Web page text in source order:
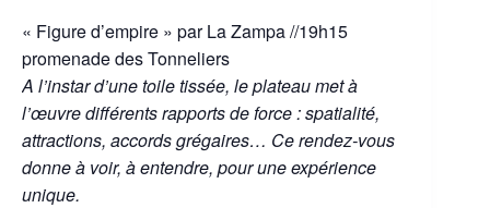
« Figure d’empire » par La Zampa //19h15
promenade des Tonneliers
A l’instar d’une toile tissée, le plateau met à
l’œuvre différents rapports de force : spatialité,
attractions, accords grégaires… Ce rendez-vous
donne à voir, à entendre, pour une expérience
unique.